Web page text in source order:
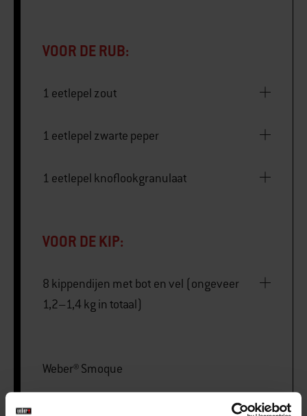
VOOR DE RUB:
1 eetlepel zout
1 eetlepel zwarte peper
1 eetlepel knoflookgranulaat
VOOR DE KIP:
8 kippendijen met bot en vel (ongeveer
1,2–1,4 kg in totaal)
Weber® Smoque